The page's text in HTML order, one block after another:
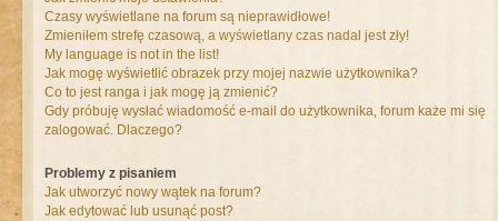
Czasy wyświetlane na forum są nieprawidłowe!
Zmieniłem strefę czasową, a wyświetlany czas nadal jest zły!
My language is not in the list!
Jak mogę wyświetlić obrazek przy mojej nazwie użytkownika?
Co to jest ranga i jak mogę ją zmienić?
Gdy próbuję wysłać wiadomość e-mail do użytkownika, forum każe mi się
zalogować. Dlaczego?
Problemy z pisaniem
Jak utworzyć nowy wątek na forum?
Jak edytować lub usunąć post?